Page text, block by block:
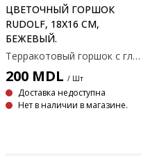
ЦВЕТОЧНЫЙ ГОРШОК
RUDOLF, 18Х16 СМ,
БЕЖЕВЫЙ.
Терракотовый горшок с глазурью миндального цвета. Отличается характерной неправильной формой и неровной поверхностью, что придает ему органичный вид. Ø18x16 см
200 MDL / Шт
Доставка недоступна
Нет в наличии в магазине.